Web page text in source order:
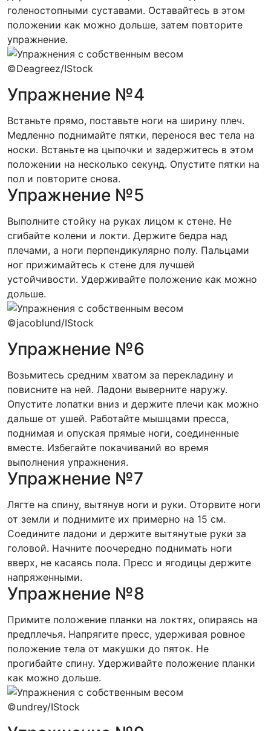
голеностопными суставами. Оставайтесь в этом
положении как можно дольше, затем повторите
упражнение.
©Deagreez/IStock
Упражнение №4
Встаньте прямо, поставьте ноги на ширину плеч.
Медленно поднимайте пятки, перенося вес тела на
носки. Встаньте на цыпочки и задержитесь в этом
положении на несколько секунд. Опустите пятки на
пол и повторите снова.
Упражнение №5
Выполните стойку на руках лицом к стене. Не
сгибайте колени и локти. Держите бедра над
плечами, а ноги перпендикулярно полу. Пальцами
ног прижимайтесь к стене для лучшей
устойчивости. Удерживайте положение как можно
дольше.
©jacoblund/IStock
Упражнение №6
Возьмитесь средним хватом за перекладину и
повисните на ней. Ладони выверните наружу.
Опустите лопатки вниз и держите плечи как можно
дальше от ушей. Работайте мышцами пресса,
поднимая и опуская прямые ноги, соединенные
вместе. Избегайте покачиваний во время
выполнения упражнения.
Упражнение №7
Лягте на спину, вытянув ноги и руки. Оторвите ноги
от земли и поднимите их примерно на 15 см.
Соедините ладони и держите вытянутые руки за
головой. Начните поочередно поднимать ноги
вверх, не касаясь пола. Пресс и ягодицы держите
напряженными.
Упражнение №8
Примите положение планки на локтях, опираясь на
предплечья. Напрягите пресс, удерживая ровное
положение тела от макушки до пяток. Не
прогибайте спину. Удерживайте положение планки
как можно дольше.
©undrey/IStock